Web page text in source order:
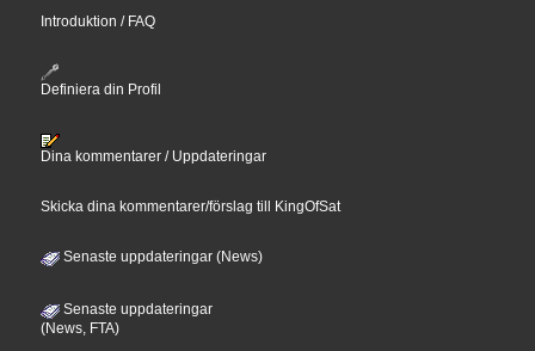
Introduktion / FAQ
Definiera din Profil
Dina kommentarer / Uppdateringar
Skicka dina kommentarer/förslag till KingOfSat
Senaste uppdateringar (News)
Senaste uppdateringar
(News, FTA)